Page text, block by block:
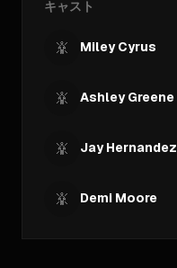
キャスト
Miley Cyrus
Ashley Greene
Jay Hernandez
Demi Moore